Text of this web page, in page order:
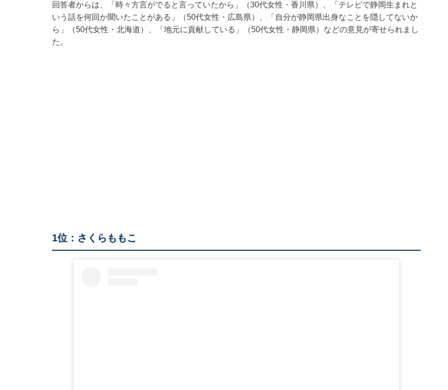
回答者からは、「時々方言がでると言っていたから」（30代女性・香川県）、「テレビで静岡生まれと
いう話を何回か聞いたことがある」（50代女性・広島県）、「自分が静岡県出身なことを隠してないか
ら」（50代女性・北海道）、「地元に貢献している」（50代女性・静岡県）などの意見が寄せられまし
た。
1位：さくらももこ